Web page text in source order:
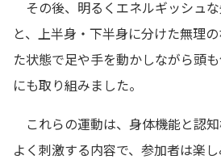
その後、明るくエネルギッシュ
と、上半身・下半身に分けた無理
た状態で足や手を動かしながら頭
にも取り組みました。
これらの運動は、身体機能と認
よく刺激する内容で、参加者は楽